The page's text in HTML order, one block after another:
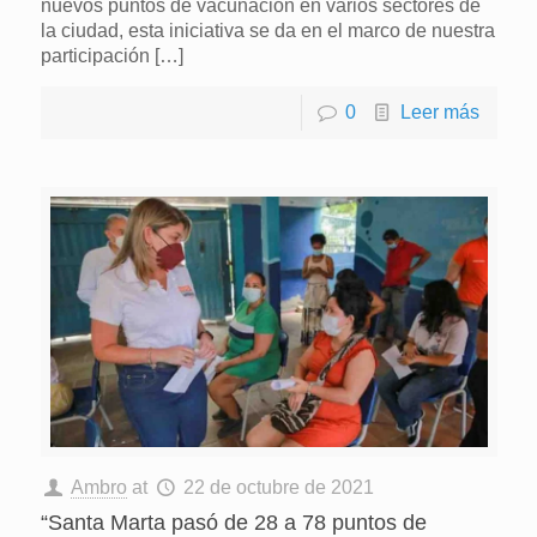
nuevos puntos de vacunación en varios sectores de
la ciudad, esta iniciativa se da en el marco de nuestra
participación […]
0 Leer más
Ambro at 22 de octubre de 2021
“Santa Marta pasó de 28 a 78 puntos de